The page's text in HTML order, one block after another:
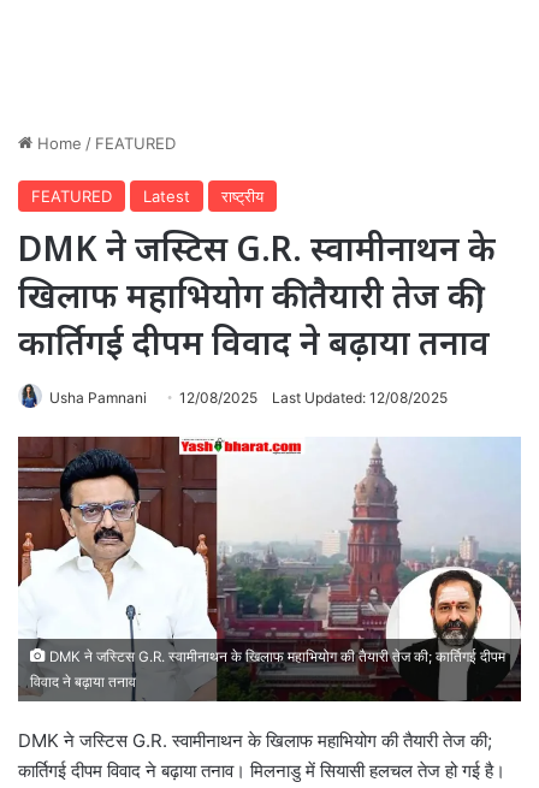
Home / FEATURED
FEATURED Latest राष्ट्रीय
DMK ने जस्टिस G.R. स्वामीनाथन के
खिलाफ महाभियोग की तैयारी तेज की;
कार्तिगई दीपम विवाद ने बढ़ाया तनाव
Usha Pamnani 12/08/2025 Last Updated: 12/08/2025
DMK ने जस्टिस G.R. स्वामीनाथन के खिलाफ महाभियोग की तैयारी तेज की; कार्तिगई दीपम
विवाद ने बढ़ाया तनाव
DMK ने जस्टिस G.R. स्वामीनाथन के खिलाफ महाभियोग की तैयारी तेज की;
कार्तिगई दीपम विवाद ने बढ़ाया तनाव। मिलनाडु में सियासी हलचल तेज हो गई है।